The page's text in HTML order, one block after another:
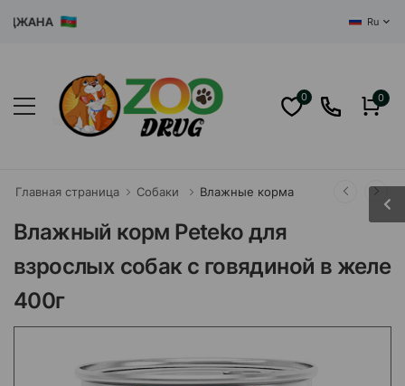
Ru
0 0
Главная страница Собаки Влажные корма
Влажный корм Peteko для
взрослых собак с говядиной в желе
400г